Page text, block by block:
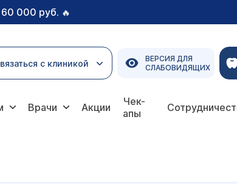
60 000 руб. 🔥
с клиникой
ВЕРСИЯ ДЛЯ
СЛАБОВИДЯЩИХ
Врачи Акции
Чек-
апы